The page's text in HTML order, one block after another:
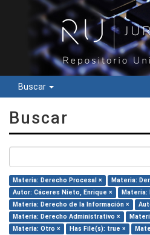
Buscar
Buscar
Materia: Derecho Procesal ×
Materia:
Autor: Cáceres Nieto, Enrique ×
Materia:
Materia: Derecho de la Información ×
Materia: Derecho Administrativo ×
Materia: Otro ×
Has File(s): true ×